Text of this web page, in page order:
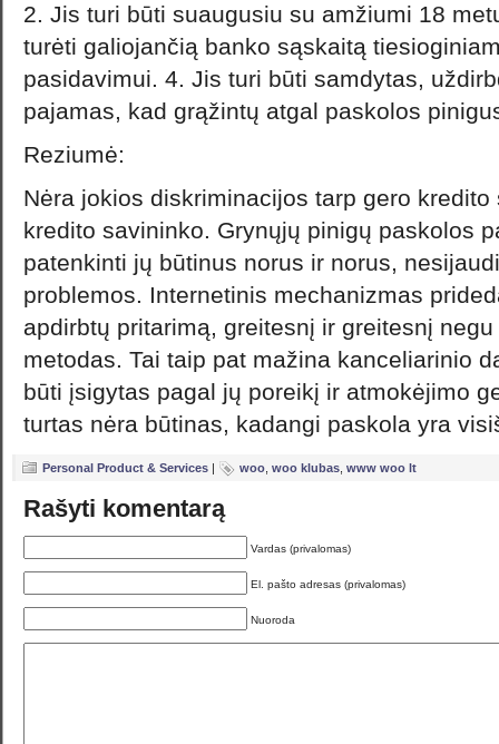
2. Jis turi būti suaugusiu su amžiumi 18
turėti galiojančią banko sąskaitą
pasidavimui. 4. Jis turi būti samdytas,
pajamas, kad grąžintų atgal paskolos
Reziumė:
Nėra jokios diskriminacijos tarp gero
kredito savininko. Grynųjų pinigų paskolos
patenkinti jų būtinus norus ir norus,
problemos. Internetinis mechanizmas
apdirbtų pritarimą, greitesnį ir greitesnį
metodas. Tai taip pat mažina kanceliarinio
būti įsigytas pagal jų poreikį ir atmokėjimo
turtas nėra būtinas, kadangi paskola yra
Personal Product & Services | woo woo klubas www woo lt
Rašyti komentarą
Vardas (privalomas)
El. pašto adresas (privalomas)
Nuoroda